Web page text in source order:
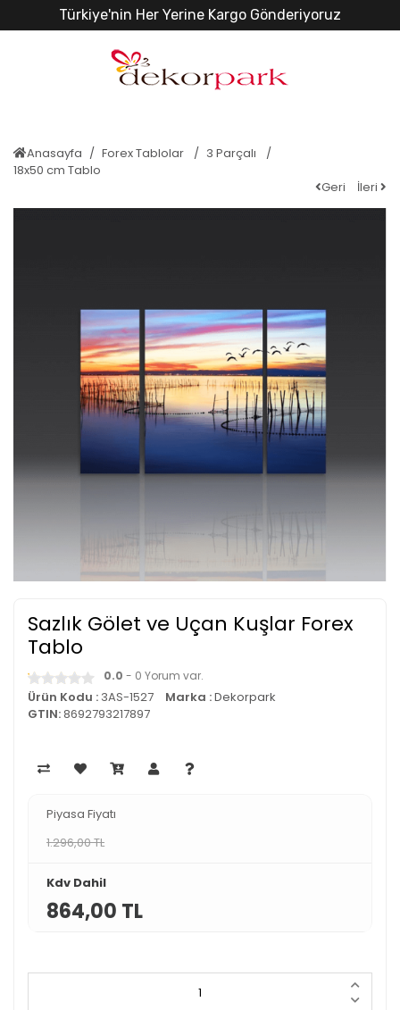
Türkiye'nin Her Yerine Kargo Gönderiyoruz
Anasayfa Forex Tablolar
3 Parçalı
18x50 cm Tablo
Geri
İleri
Sazlık Gölet ve Uçan Kuşlar Forex
Tablo
0.0 - 0 Yorum var.
Ürün Kodu : 3AS-1527 Marka :Dekorpark
GTIN:8692793217897
Piyasa Fiyatı
1.296,00 TL
Kdv Dahil
864,00 TL